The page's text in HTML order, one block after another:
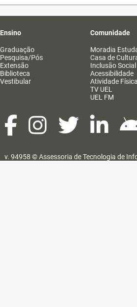
Ensino
Graduação
Pesquisa/Pós
Extensão
Biblioteca
Vestibular
Comunidade
Moradia
Casa de
Inclusão Social
Acessibilidade
Atividade Física
TV UEL
UEL FM
v. 94958 ©Assessoria de Tecnologia de